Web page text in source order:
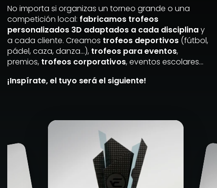
No importa si organizas un torneo grande o una
competición local: fabricamos trofeos
personalizados 3D adaptados a cada disciplinay
a cada cliente. Creamos trofeos deportivos (fútbol,
pádel, caza, danza…), trofeos para eventos,
premios, trofeos corporativos, eventos escolares…
¡Inspírate, el tuyo será el siguiente!